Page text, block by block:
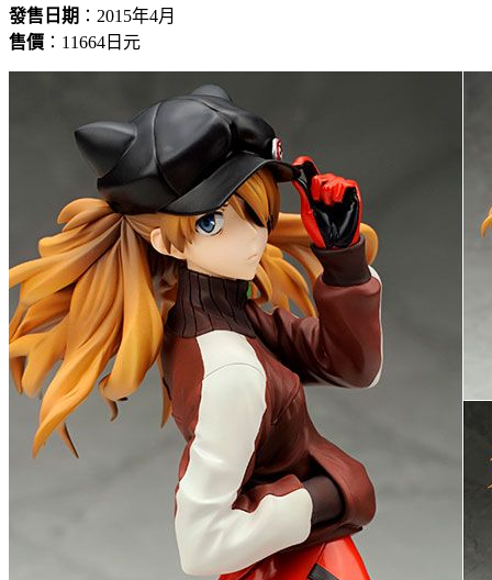
發售日期 ：2015年4月
售價 ：11664日元